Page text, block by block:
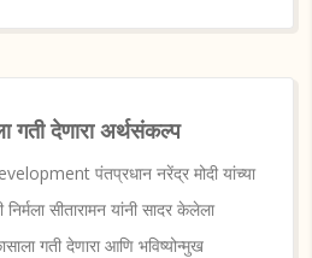
गती देणारा अर्थसंकल्प
पंतप्रधान नरेंद्र मोदी यांच्या
सीतारामन यांनी सादर केलेला
गती देणारा आणि भविष्योन्मुख